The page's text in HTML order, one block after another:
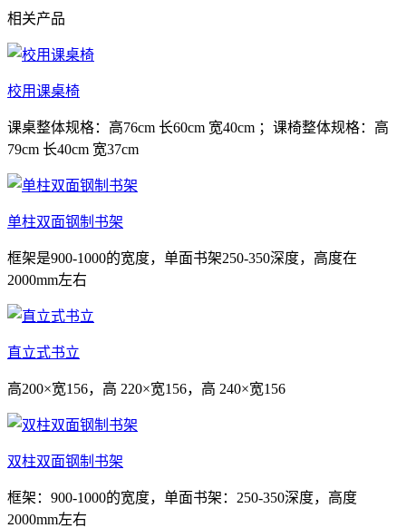
相关产品
校用课桌椅
课桌整体规格：高76cm 长60cm 宽40cm ；课椅整体规格：高
79cm 长40cm 宽37cm
单柱双面钢制书架
框架是900-1000的宽度，单面书架250-350深度，高度在
2000mm左右
直立式书立
高200×宽156，高 220×宽156，高 240×宽156
双柱双面钢制书架
框架：900-1000的宽度，单面书架：250-350深度，高度
2000mm左右